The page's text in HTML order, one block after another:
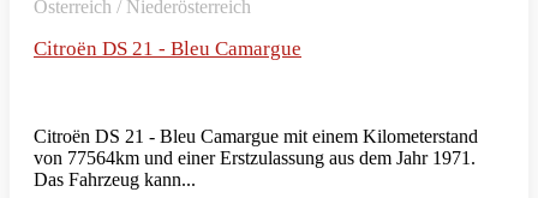
Österreich / Niederösterreich
Citroën DS 21 - Bleu Camargue
Citroën DS 21 - Bleu Camargue mit einem Kilometerstand
von 77564km und einer Erstzulassung aus dem Jahr 1971.
Das Fahrzeug kann...